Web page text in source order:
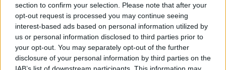
section to confirm your selection. Please note that after your
opt-out request is processed you may continue seeing
interest-based ads based on personal information utilized by
us or personal information disclosed to third parties prior to
your opt-out. You may separately opt-out of the further
disclosure of your personal information by third parties on the